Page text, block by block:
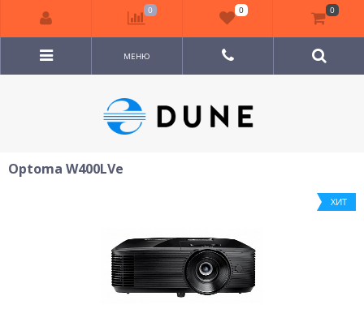
МЕНЮ
Optoma W400LVe
ХИТ
0 0 0